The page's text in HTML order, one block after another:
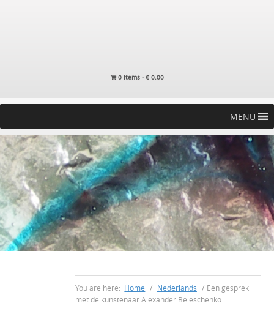
0 items -€0.00
MENU
You are here: Home / Nederlands / Een gesprek
met de kunstenaar Alexander Beleschenko